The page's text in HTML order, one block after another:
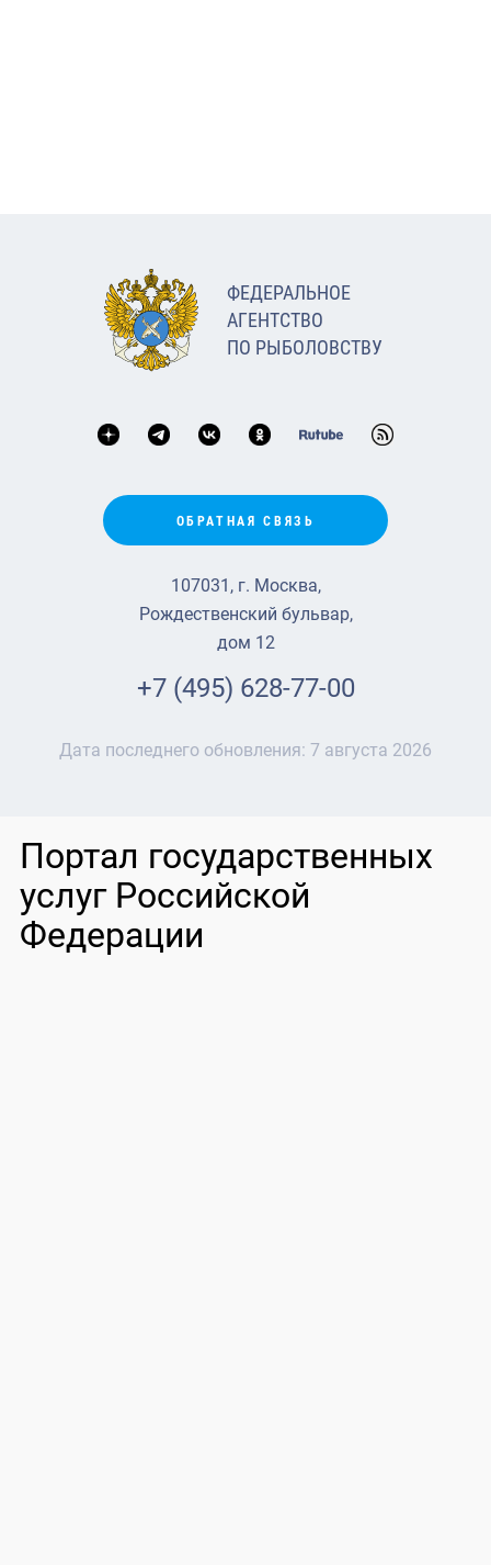
ФЕДЕРАЛЬНОЕ
АГЕНТСТВО
ПО РЫБОЛОВСТВУ
ОБРАТНАЯ СВЯЗЬ
107031, г. Москва,
Рождественский бульвар,
дом 12
+7 (495) 628-77-00
Дата последнего обновления: 7 августа 2026
Портал государственных
услуг Российской
Федерации